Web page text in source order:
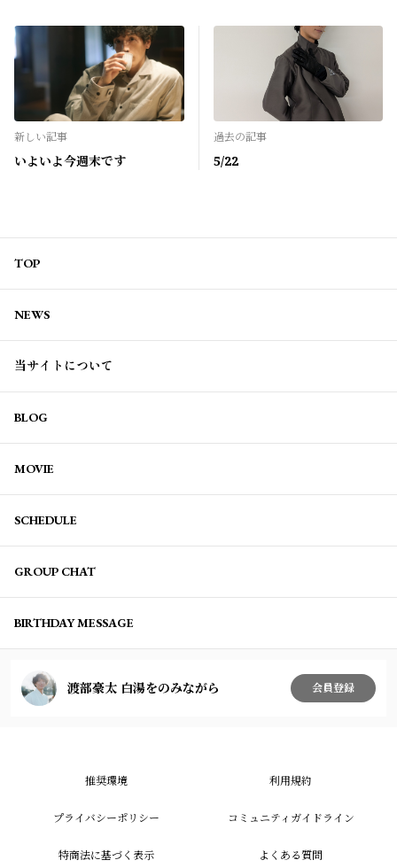
新しい記事
いよいよ今週末です
過去の記事
5/22
TOP
NEWS
当サイトについて
BLOG
MOVIE
SCHEDULE
GROUP CHAT
BIRTHDAY MESSAGE
渡部豪太 白湯をのみながら 会員登録
推奨環境 利用規約
プライバシーポリシー コミュニティガイドライン
特商法に基づく表示 よくある質問